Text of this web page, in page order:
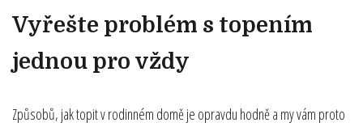
Vyřešte problém s topením
jednou pro vždy
Způsobů, jak topit v rodinném domě je opravdu hodně a my vám proto